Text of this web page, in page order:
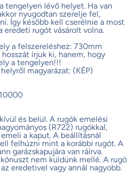
tengelyen lévő helyet. Ha van
nyugodtan szerelje fel,
Így később kell cserélnie a most
rugót vásárolt volna.
a felszereléshez: 730mm
írjuk ki, hanem, hogy
a tengelyen!!!
magyarázat: (KÉP)
és belül. A rugók emelési
(R722) rugókkal,
a kaput. A beállításnál
felhúzni mint a korábbi rugót. A
garázskapujára van ráírva.
nem küldünk mellé. A rugó
eredetivel vagy annál nagyobb.